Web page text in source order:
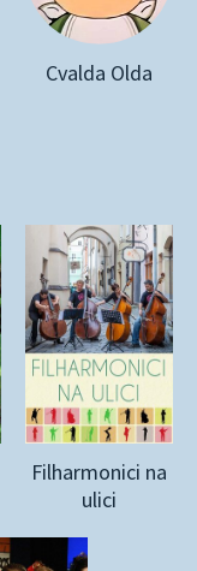
Cvalda Olda
Filharmonici na
ulici